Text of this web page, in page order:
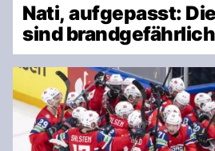
Nati, aufgepasst:
sind